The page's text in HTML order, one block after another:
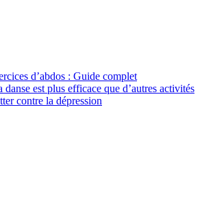
d’abdos : Guide complet
est plus efficace que d’autres activités
contre la dépression